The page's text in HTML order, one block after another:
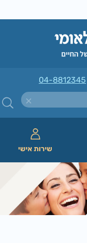
04-
שירות אישי